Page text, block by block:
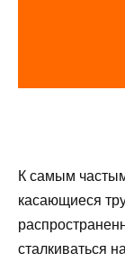
К самым
касающиеся
сталкиваться